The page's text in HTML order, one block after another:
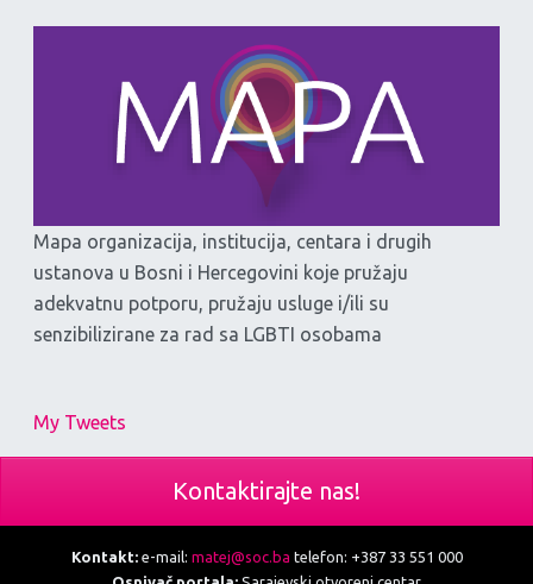
Mapa organizacija, institucija, centara i drugih
ustanova u Bosni i Hercegovini koje pružaju
adekvatnu potporu, pružaju usluge i/ili su
senzibilizirane za rad sa LGBTI osobama
My Tweets
Kontaktirajte nas!
Kontakt:e-mail: matej@soc.ba telefon: +387 33 551 000